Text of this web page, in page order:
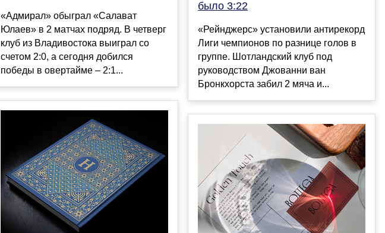
«Адмирал» обыграл «Салават
Юлаев» в 2 матчах подряд. В четверг
клуб из Владивостока выиграл со
счетом 2:0, а сегодня добился
победы в овертайме – 2:1...
было 3:22
«Рейнджерс» установили антирекорд
Лиги чемпионов по разнице голов в
группе. Шотландский клуб под
руководством Джованни ван
Бронкхорста забил 2 мяча и...